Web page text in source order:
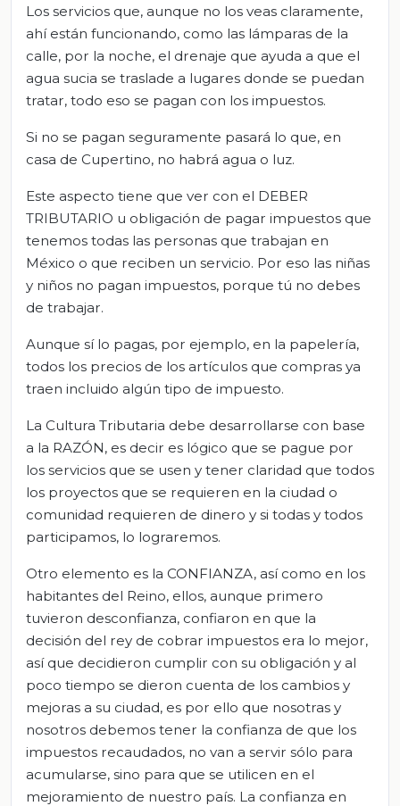
Los servicios que, aunque no los veas claramente,
ahí están funcionando, como las lámparas de la
calle, por la noche, el drenaje que ayuda a que el
agua sucia se traslade a lugares donde se puedan
tratar, todo eso se pagan con los impuestos.
Si no se pagan seguramente pasará lo que, en
casa de Cupertino, no habrá agua o luz.
Este aspecto tiene que ver con el DEBER
TRIBUTARIO u obligación de pagar impuestos que
tenemos todas las personas que trabajan en
México o que reciben un servicio. Por eso las niñas
y niños no pagan impuestos, porque tú no debes
de trabajar.
Aunque sí lo pagas, por ejemplo, en la papelería,
todos los precios de los artículos que compras ya
traen incluido algún tipo de impuesto.
La Cultura Tributaria debe desarrollarse con base
a la RAZÓN, es decir es lógico que se pague por
los servicios que se usen y tener claridad que todos
los proyectos que se requieren en la ciudad o
comunidad requieren de dinero y si todas y todos
participamos, lo lograremos.
Otro elemento es la CONFIANZA, así como en los
habitantes del Reino, ellos, aunque primero
tuvieron desconfianza, confiaron en que la
decisión del rey de cobrar impuestos era lo mejor,
así que decidieron cumplir con su obligación y al
poco tiempo se dieron cuenta de los cambios y
mejoras a su ciudad, es por ello que nosotras y
nosotros debemos tener la confianza de que los
impuestos recaudados, no van a servir sólo para
acumularse, sino para que se utilicen en el
mejoramiento de nuestro país. La confianza en